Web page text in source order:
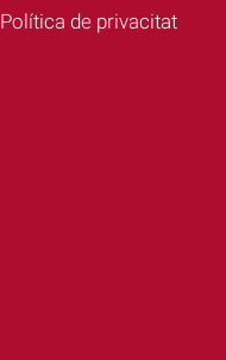
Política de privacitat